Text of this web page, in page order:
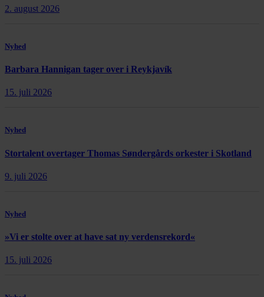
2. august 2026
Nyhed
Barbara Hannigan tager over i Reykjavík
15. juli 2026
Nyhed
Stortalent overtager Thomas Søndergårds orkester i Skotland
9. juli 2026
Nyhed
»Vi er stolte over at have sat ny verdensrekord«
15. juli 2026